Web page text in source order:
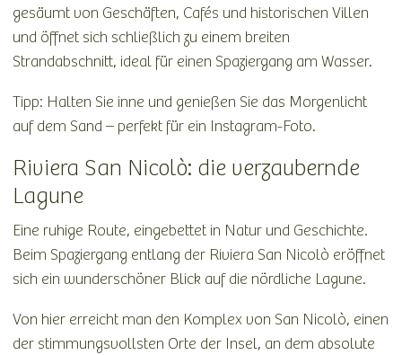
gesäumt von Geschäften, Cafés und historischen Villen
und öffnet sich schließlich zu einem breiten
Strandabschnitt, ideal für einen Spaziergang am Wasser.
Tipp: Halten Sie inne und genießen Sie das Morgenlicht
auf dem Sand – perfekt für ein Instagram-Foto.
Riviera San Nicolò: die verzaubernde
Lagune
Eine ruhige Route, eingebettet in Natur und Geschichte.
Beim Spaziergang entlang der Riviera San Nicolò eröffnet
sich ein wunderschöner Blick auf die nördliche Lagune.
Von hier erreicht man den Komplex von San Nicolò, einen
der stimmungsvollsten Orte der Insel, an dem absolute